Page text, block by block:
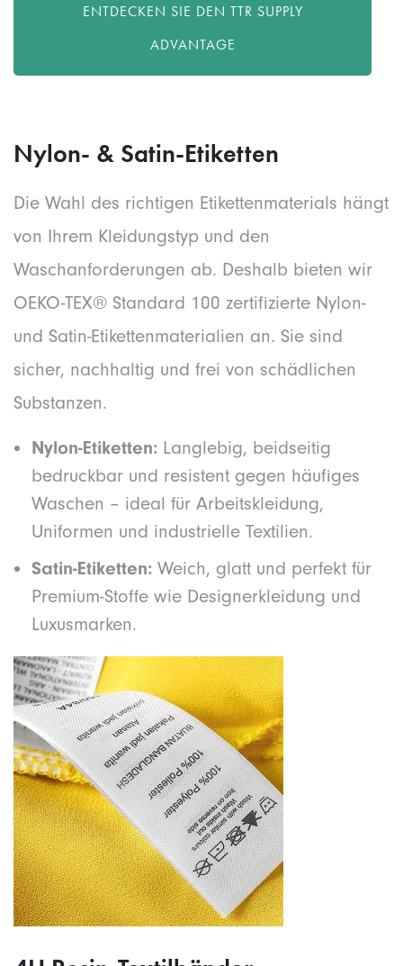
ENTDECKEN SIE DEN TTR SUPPLY
ADVANTAGE
Nylon- & Satin-Etiketten
Die Wahl des richtigen Etikettenmaterials hängt
von Ihrem Kleidungstyp und den
Waschanforderungen ab. Deshalb bieten wir
OEKO-TEX® Standard 100 zertifizierte Nylon-
und Satin-Etikettenmaterialien an. Sie sind
sicher, nachhaltig und frei von schädlichen
Substanzen.
Nylon-Etiketten: Langlebig, beidseitig
bedruckbar und resistent gegen häufiges
Waschen – ideal für Arbeitskleidung,
Uniformen und industrielle Textilien.
Satin-Etiketten: Weich, glatt und perfekt für
Premium-Stoffe wie Designerkleidung und
Luxusmarken.